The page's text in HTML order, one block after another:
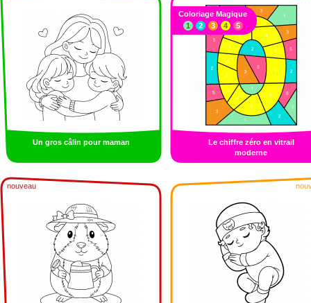
Un gros câlin pour maman
Le chiffre zéro en vitrail
moderne
Coloriage Magique
1
2 3 4 5
nouveau